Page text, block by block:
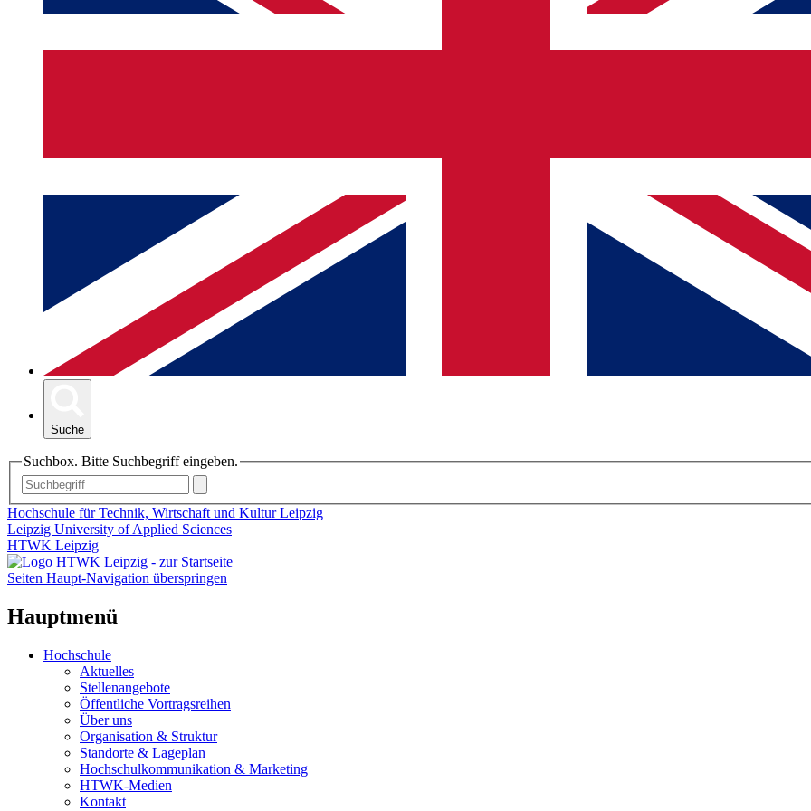
Suche
Suchbox. Bitte Suchbegriff eingeben.
Hochschule für Technik, Wirtschaft und Kultur Leipzig
Leipzig University of Applied Sciences
HTWK Leipzig
Seiten Haupt-Navigation überspringen
Hauptmenü
Hochschule
Aktuelles
Stellenangebote
Öffentliche Vortragsreihen
Über uns
Organisation & Struktur
Standorte & Lageplan
Hochschulkommunikation & Marketing
HTWK-Medien
Kontakt